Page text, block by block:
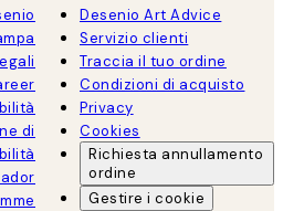
di
Desenio Art Advice
Servizio clienti
Traccia il tuo ordine
Condizioni di acquisto
Privacy
Cookies
Richiesta annullamento
ordine
Gestire i cookie